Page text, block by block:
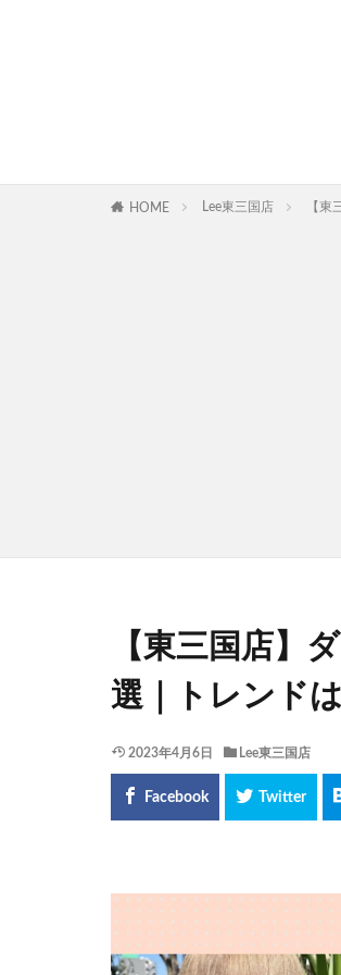
HOME Lee東三国店 【東
【東三国店】
選｜トレンド
2023年4月6日 Lee東三国店